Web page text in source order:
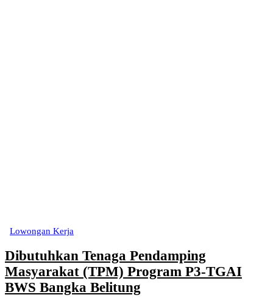
Lowongan Kerja
Dibutuhkan Tenaga Pendamping
Masyarakat (TPM) Program P3-TGAI
BWS Bangka Belitung